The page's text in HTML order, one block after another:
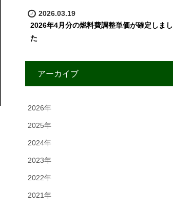
2026.03.19
2026年4月分の燃料費調整単価が確定しまし
た
アーカイブ
2026年
2025年
2024年
2023年
2022年
2021年